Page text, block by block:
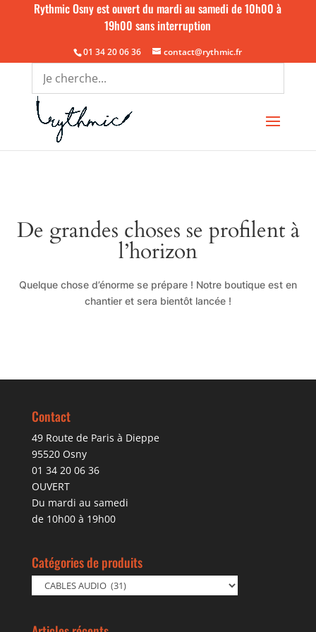
Rythmic Osny est ouvert du mardi au samedi de 10h00 à
19h00 sans interruption
01 34 20 06 36 contact@rythmic.fr
De grandes choses se profilent à
l’horizon
Quelque chose d’énorme se prépare ! Notre boutique est en
chantier et sera bientôt lancée !
Contact
49 Route de Paris à Dieppe
95520 Osny
01 34 20 06 36
OUVERT
Du mardi au samedi
de 10h00 à 19h00
Catégories de produits